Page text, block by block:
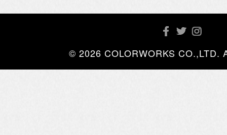
© 2026 COLORWORKS CO.,LTD.